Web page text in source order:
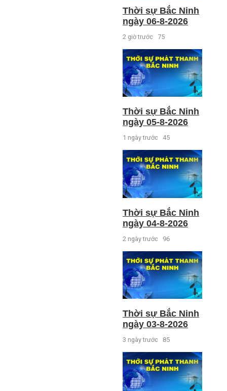
Thời sự Bắc Ninh
ngày 06-8-2026
2 giờ trước 75
Thời sự Bắc Ninh
ngày 05-8-2026
1 ngày trước 45
Thời sự Bắc Ninh
ngày 04-8-2026
2 ngày trước 96
Thời sự Bắc Ninh
ngày 03-8-2026
3 ngày trước 85